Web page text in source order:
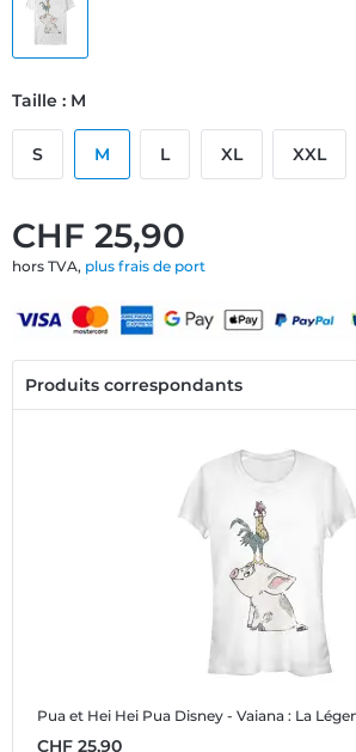
CHF 25,90
hors TVA, plus frais de port
Taille : M
S M L XL XXL
Produits correspondants
Pua et Hei Hei Pua Disney - Vaiana : La Légende du bout du monde
CHF 25,90